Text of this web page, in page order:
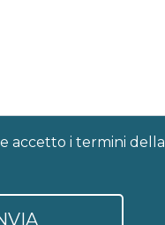
accetto i termini della